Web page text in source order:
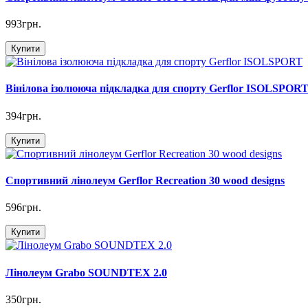
993грн.
Купити
Вінілова ізолююча підкладка для спорту Gerflor ISOLSPORT
394грн.
Купити
Спортивний лінолеум Gerflor Recreation 30 wood designs
596грн.
Купити
Лінолеум Grabo SOUNDTEX 2.0
350грн.